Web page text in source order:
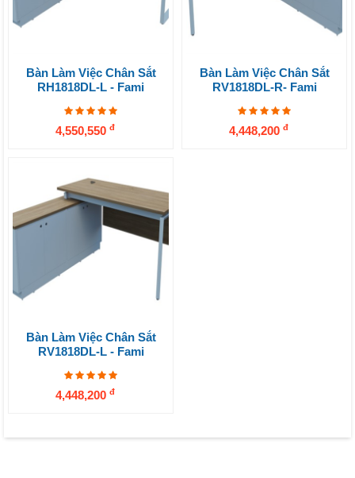
Bàn Làm Việc Chân Sắt
RH1818DL-L - Fami
4,550,550 đ
Bàn Làm Việc Chân Sắt
RV1818DL-R- Fami
4,448,200 đ
Bàn Làm Việc Chân Sắt
RV1818DL-L - Fami
4,448,200 đ